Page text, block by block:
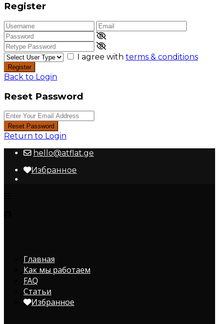
Register
I agree with terms & conditions
Register
Back to Login
Reset Password
Reset Password
Return to Login
hello@atflat.ge
Избранное
Главная
Как мы работаем
FAQ
Статьи
Избранное